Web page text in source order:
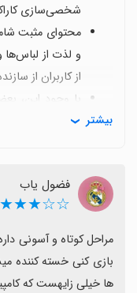
شخصی‌سازی
محتوای مثبت
و لذت از
از کاربران از
با وجود این،
نیاز به
بارگذاری یا
محدودیت‌های
پیشنهادهای
بازکردن
به‌روزرسانی‌های
بیشتر
فضول یاب
☆☆★★★
ها خیلی زایهست که